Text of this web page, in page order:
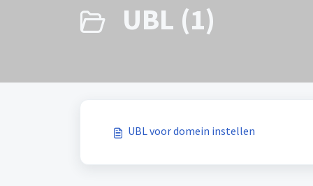
UBL (1)
UBL voor domein instellen